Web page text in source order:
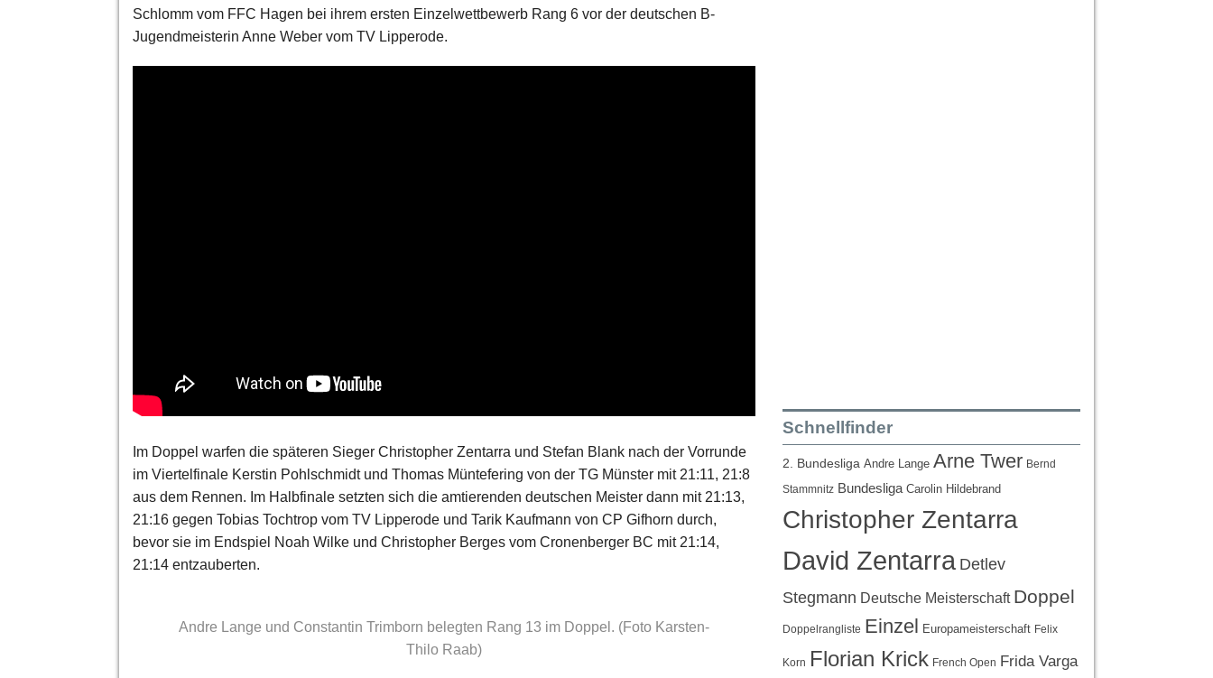
Schlomm vom FFC Hagen bei ihrem ersten Einzelwettbewerb Rang 6 vor der deutschen B-
Jugendmeisterin Anne Weber vom TV Lipperode.
Im Doppel warfen die späteren Sieger Christopher Zentarra und Stefan Blank nach der Vorrunde
im Viertelfinale Kerstin Pohlschmidt und Thomas Müntefering von der TG Münster mit 21:11, 21:8
aus dem Rennen. Im Halbfinale setzten sich die amtierenden deutschen Meister dann mit 21:13,
21:16 gegen Tobias Tochtrop vom TV Lipperode und Tarik Kaufmann von CP Gifhorn durch,
bevor sie im Endspiel Noah Wilke und Christopher Berges vom Cronenberger BC mit 21:14,
21:14 entzauberten.
Andre Lange und Constantin Trimborn belegten Rang 13 im Doppel. (Foto Karsten-
Thilo Raab)
Schnellfinder
2. Bundesliga Andre Lange Arne Twer Bernd
Stammnitz Bundesliga Carolin Hildebrand
Christopher Zentarra
David Zentarra Detlev
Stegmann Deutsche Meisterschaft Doppel
Doppelrangliste Einzel Europameisterschaft Felix
Korn Florian Krick French Open Frida Varga